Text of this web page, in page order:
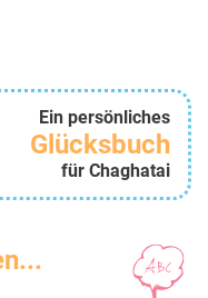
Ein persönliches
Glücksbuch
für Chaghatai